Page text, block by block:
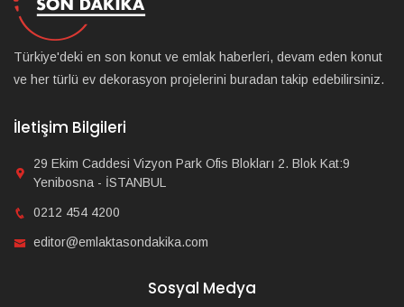
Türkiye'deki en son konut ve emlak haberleri, devam eden konut
ve her türlü ev dekorasyon projelerini buradan takip edebilirsiniz.
İletişim Bilgileri
29 Ekim Caddesi Vizyon Park Ofis Blokları 2. Blok Kat:9
Yenibosna - İSTANBUL
0212 454 4200
editor@emlaktasondakika.com
Sosyal Medya